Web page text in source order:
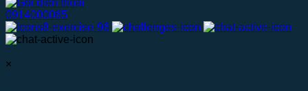
0914000065
×